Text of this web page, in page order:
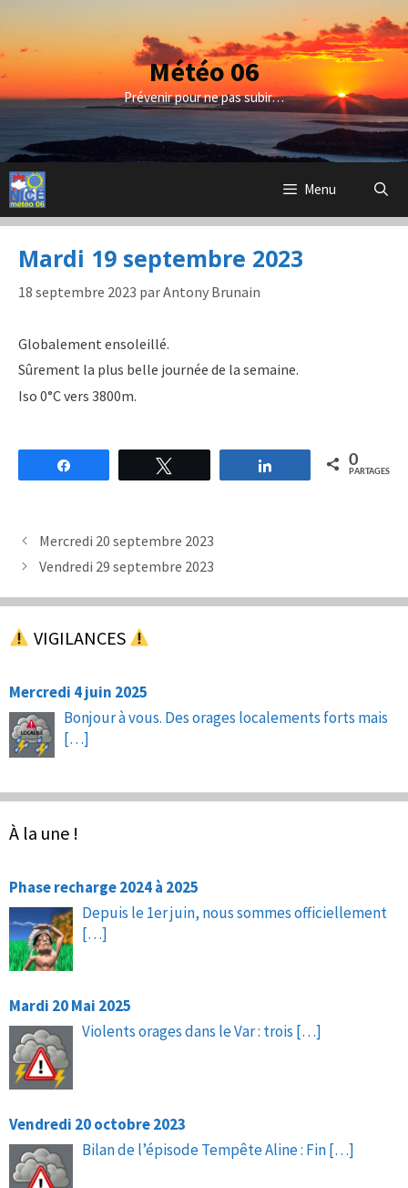
contenu
Météo 06
Prévenir pour ne pas subir…
Menu
Mardi 19 septembre 2023
18 septembre 2023 parAntony Brunain
Globalement ensoleillé.
Sûrement la plus belle journée de la semaine.
Iso 0°C vers 3800m.
Partagez 0
PARTAGES
Mercredi 20 septembre 2023
Vendredi 29 septembre 2023
VIGILANCES
Mercredi 4 juin 2025
Bonjour à vous. Des orages localements forts mais
[…]
À la une !
Phase recharge 2024 à 2025
Depuis le 1er juin, nous sommes officiellement
[…]
Mardi 20 Mai 2025
Violents orages dans le Var : trois […]
Vendredi 20 octobre 2023
Bilan de l’épisode Tempête Aline : Fin[…]